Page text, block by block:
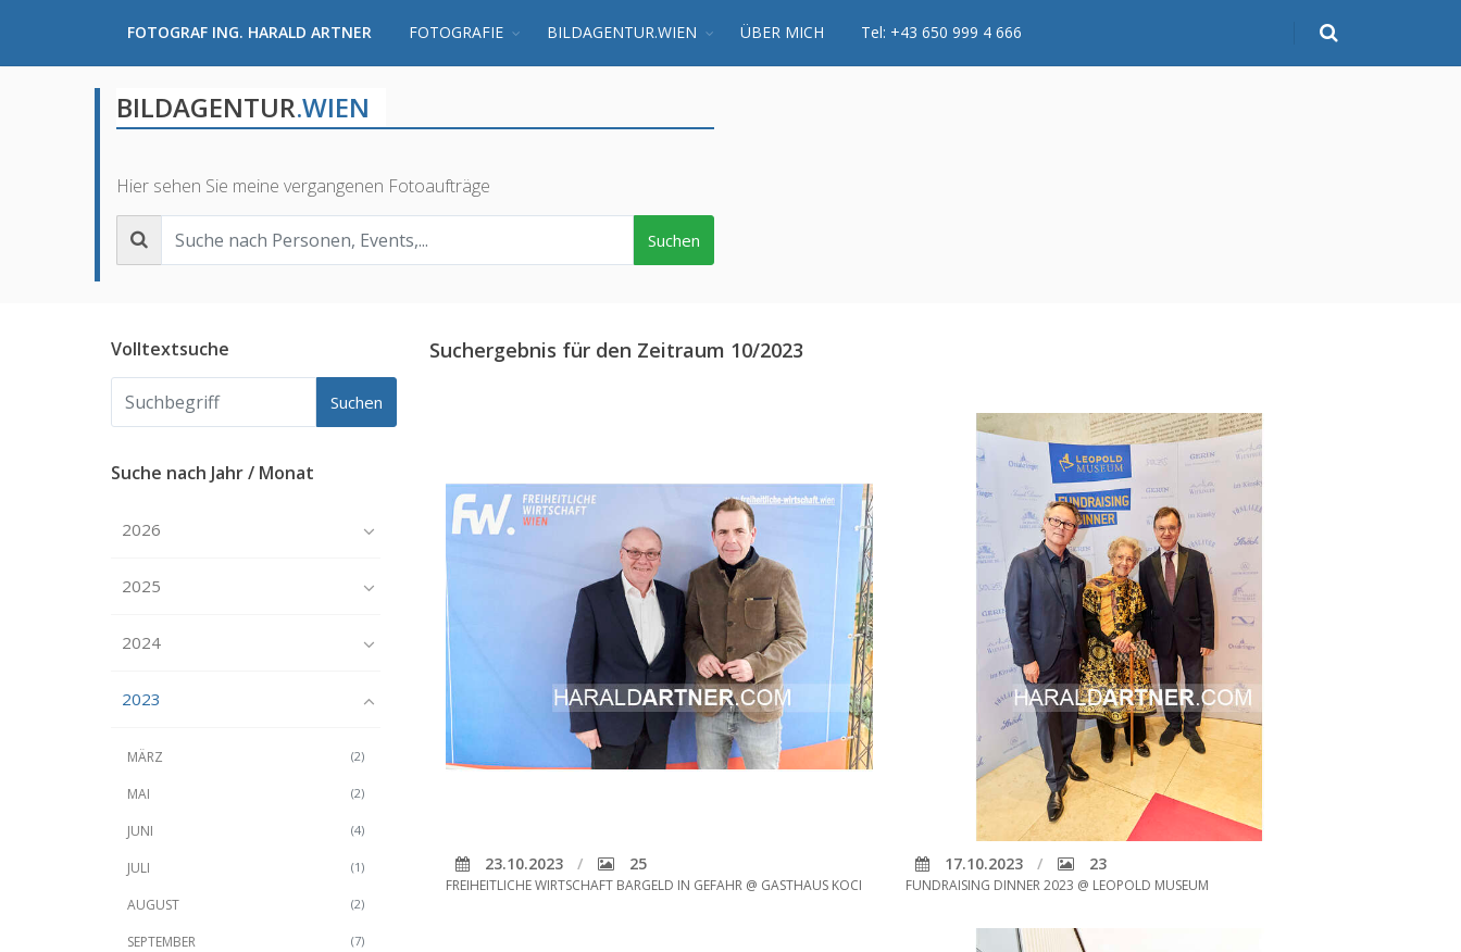
FOTOGRAF ING. HARALD ARTNER FOTOGRAFIE BILDAGENTUR.WIEN ÜBER MICH Tel: +43 650 999 4 666
BILDAGENTUR.WIEN
Hier sehen Sie meine vergangenen Fotoaufträge
Suchen
Volltextsuche
Suchen
Suche nach Jahr / Monat
2026
2025
2024
2023
(2)
MÄRZ
(2)
MAI
(4)
JUNI
(1)
JULI
(2)
AUGUST
(7)
SEPTEMBER
Suchergebnis für den Zeitraum 10/2023
23.10.2023 25
FREIHEITLICHE WIRTSCHAFT BARGELD IN GEFAHR @ GASTHAUS KOCI
17.10.2023 23
FUNDRAISING DINNER 2023 @ LEOPOLD MUSEUM